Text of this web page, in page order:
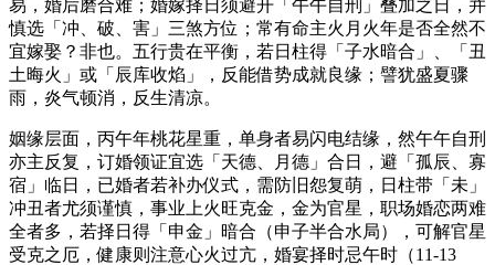
易，婚后磨合难；婚嫁择日须避开「午午自刑」叠加之日，并
慎选「冲、破、害」三煞方位；常有命主火月火年是否全然不
宜嫁娶？非也。五行贵在平衡，若日柱得「子水暗合」、「丑
土晦火」或「辰库收焰」，反能借势成就良缘；譬犹盛夏骤
雨，炎气顿消，反生清凉。
姻缘层面，丙午年桃花星重，单身者易闪电结缘，然午午自刑
亦主反复，订婚领证宜选「天德、月德」合日，避「孤辰、寡
宿」临日，已婚者若补办仪式，需防旧怨复萌，日柱带「未」
冲丑者尤须谨慎，事业上火旺克金，金为官星，职场婚恋两难
全者多，若择日得「申金」暗合（申子半合水局），可解官星
受克之厄，健康则注意心火过亢，婚宴择时忌午时（11-13